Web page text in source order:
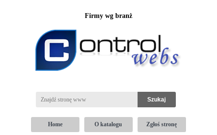
Firmy wg branż
Home O katalogu Zgłoś stronę